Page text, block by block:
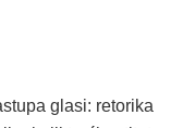
glasi: retorika